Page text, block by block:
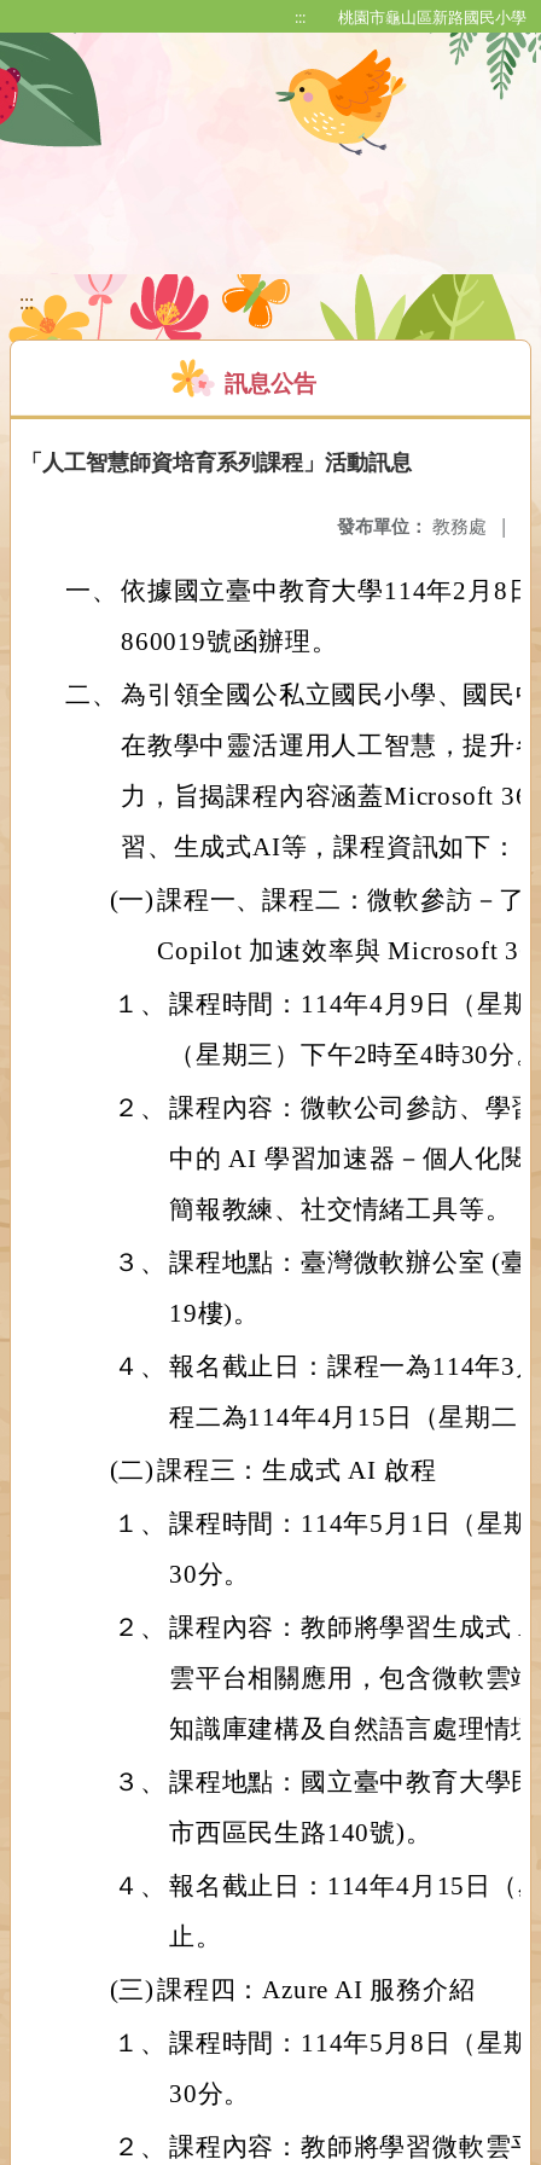
::: 桃園市龜山區新路國民小學
:::
訊息公告
「人工智慧師資培育系列課程」活動訊息
發布單位： 教務處 |
一、 依據國立臺中教育大學114年2月8
860019號函辦理。
二、 為引領全國公私立國民小學、國民
在教學中靈活運用人工智慧，提升
力，旨揭課程內容涵蓋Microsoft
習、生成式AI等，課程資訊如下：
(一)課程一、課程二：微軟參訪－了
Copilot 加速效率與 Microsoft
１、 課程時間：114年4月9日（星期
（星期三）下午2時至4時30分。
２、 課程內容：微軟公司參訪、學
中的 AI 學習加速器－個人化
簡報教練、社交情緒工具等。
３、 課程地點：臺灣微軟辦公室 (臺
19樓)。
４、 報名截止日：課程一為114年3
程二為114年4月15日（星期二
(二)課程三：生成式 AI 啟程
１、 課程時間：114年5月1日（星
30分。
２、 課程內容：教師將學習生成式
雲平台相關應用，包含微軟雲
知識庫建構及自然語言處理情
３、 課程地點：國立臺中教育大學
市西區民生路140號)。
４、 報名截止日：114年4月15日（
止。
(三)課程四：Azure AI 服務介紹
１、 課程時間：114年5月8日（星
30分。
２、 課程內容：教師將學習微軟雲